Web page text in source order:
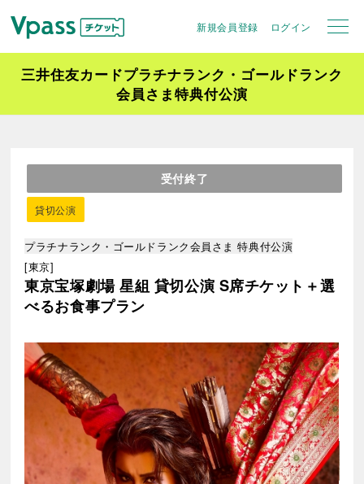
新規会員登録 ログイン
三井住友カードプラチナランク・ゴールドランク
会員さま特典付公演
受付終了
貸切公演
プラチナランク・ゴールドランク会員さま 特典付公演
[東京]
東京宝塚劇場 星組 貸切公演 S席チケット＋選
べるお食事プラン